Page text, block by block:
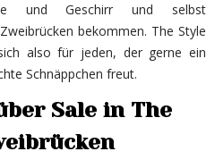
und Geschirr und selbst
bekommen. The Style
also für jeden, der gerne ein
Schnäppchen freut.
Sale in The